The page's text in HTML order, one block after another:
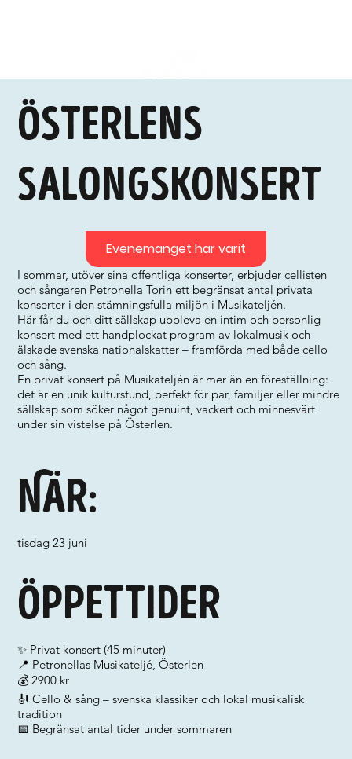
Österlens
Salongskonsert
I sommar, utöver sina offentliga konserter, erbjuder cellisten
och sångaren Petronella Torin ett begränsat antal privata
konserter i den stämningsfulla miljön i Musikateljén.
Här får du och ditt sällskap uppleva en intim och personlig
konsert med ett handplockat program av lokalmusik och
älskade svenska nationalskatter – framförda med både cello
och sång.
En privat konsert på Musikateljén är mer än en föreställning:
det är en unik kulturstund, perfekt för par, familjer eller mindre
sällskap som söker något genuint, vackert och minnesvärt
under sin vistelse på Österlen.
När:
tisdag 23 juni
Öppettider
✨ Privat konsert (45 minuter)
📍 Petronellas Musikateljé, Österlen
💰 2900 kr
🎻 Cello & sång – svenska klassiker och lokal musikalisk
tradition
📅 Begränsat antal tider under sommaren
Evenemanget har varit